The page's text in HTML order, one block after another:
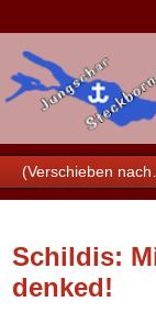
Schildis:
denked!